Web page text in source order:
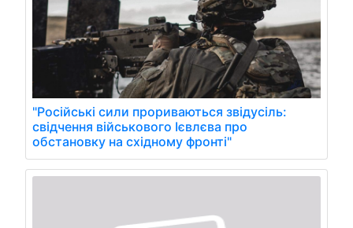
"Російські сили прориваються звідусіль:
свідчення військового Ієвлєва про
обстановку на східному фронті"